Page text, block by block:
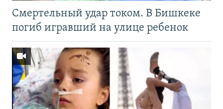
Смертельный удар током. В Бишкеке
погиб игравший на улице ребенок